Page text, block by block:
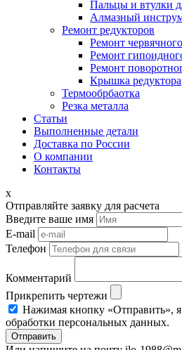
Пальцы и втулки
Алмазный
Ремонт редукторов
Ремонт
Ремонт
Ремонт
Крышка редуктора
Термообрбаотка
Резка металла
Статьи
Выполненные детали
Доставка по России
О компании
Контакты
x
Отправляйте заявку для расчета
Введите ваше имя
E-mail
Телефон
Комментарий
Прикрепить чертежи
Нажимая кнопку «Отправить»,
обработки персональных данных.
Отправить